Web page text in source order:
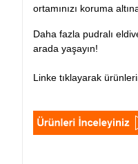
ortamınızı koruma
Daha fazla pudralı
arada yaşayın!
Linke tıklayarak